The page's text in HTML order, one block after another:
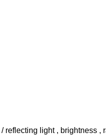
reflecting light , brightness ,